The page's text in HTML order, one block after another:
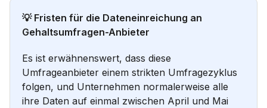
💡 Fristen für die Dateneinreichung an
Gehaltsumfragen-Anbieter
Es ist erwähnenswert, dass diese
Umfrageanbieter einem strikten Umfragezyklus
folgen, und Unternehmen normalerweise alle
ihre Daten auf einmal zwischen April und Mai